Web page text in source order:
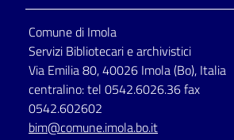
Comune di Imola
Servizi Bibliotecari e archivistici
Via Emilia 80, 40026 Imola (Bo), Italia
centralino: tel 0542.6026.36 fax
0542.602602
bim@comune.imola.bo.it